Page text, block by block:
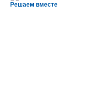
Решаем вместе